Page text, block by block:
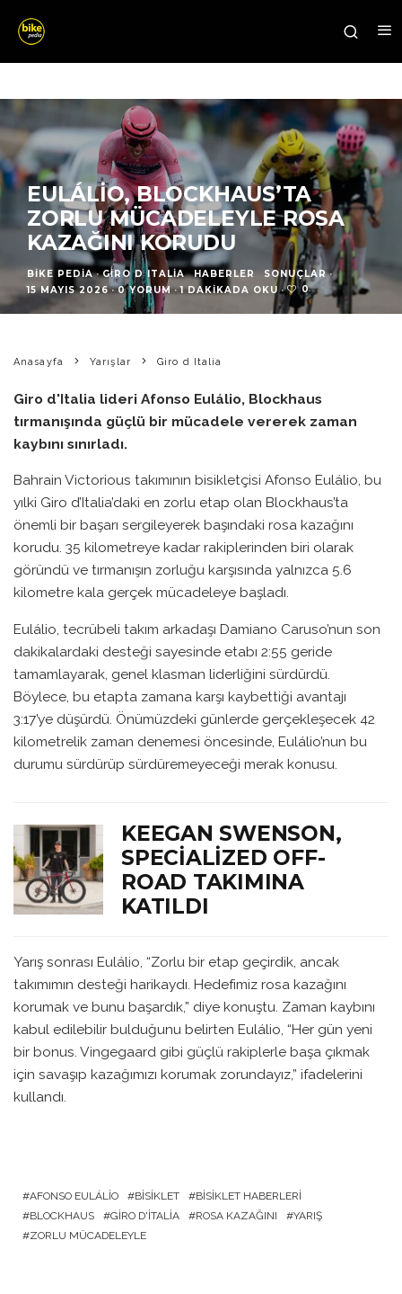
EULÁLIO, BLOCKHAUS’TA
ZORLU MÜCADELEYLE ROSA
KAZAĞINI KORUDU
BIKE PEDIA · GIRO D ITALIA HABERLER SONUÇLAR ·
15 MAYIS 2026 · 0 YORUM · 1 DAKIKADA OKU · 0
Anasayfa Yarışlar Giro d Italia
Giro d'Italia lideri Afonso Eulálio, Blockhaus
tırmanışında güçlü bir mücadele vererek zaman
kaybını sınırladı.
Bahrain Victorious takımının bisikletçisi Afonso Eulálio, bu
yılki Giro d’Italia’daki en zorlu etap olan Blockhaus’ta
önemli bir başarı sergileyerek başındaki rosa kazağını
korudu. 35 kilometreye kadar rakiplerinden biri olarak
göründü ve tırmanışın zorluğu karşısında yalnızca 5.6
kilometre kala gerçek mücadeleye başladı.
Eulálio, tecrübeli takım arkadaşı Damiano Caruso’nun son
dakikalardaki desteği sayesinde etabı 2:55 geride
tamamlayarak, genel klasman liderliğini sürdürdü.
Böylece, bu etapta zamana karşı kaybettiği avantajı
3:17’ye düşürdü. Önümüzdeki günlerde gerçekleşecek 42
kilometrelik zaman denemesi öncesinde, Eulálio’nun bu
durumu sürdürüp sürdüremeyeceği merak konusu.
KEEGAN SWENSON,
SPECIALIZED OFF-
ROAD TAKIMINA
KATILDI
Yarış sonrası Eulálio, “Zorlu bir etap geçirdik, ancak
takımımın desteği harikaydı. Hedefimiz rosa kazağını
korumak ve bunu başardık,” diye konuştu. Zaman kaybını
kabul edilebilir bulduğunu belirten Eulálio, “Her gün yeni
bir bonus. Vingegaard gibi güçlü rakiplerle başa çıkmak
için savaşıp kazağımızı korumak zorundayız,” ifadelerini
kullandı.
AFONSO EULÁLIO BISIKLET
BISIKLET HABERLERI
BLOCKHAUS
GIRO D'ITALIA ROSA KAZAĞINI
YARIŞ
ZORLU MÜCADELEYLE